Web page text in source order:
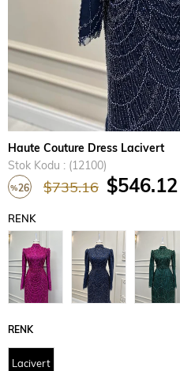
Haute Couture Dress Lacivert
Stok Kodu
(12100)
%26 $735.16 $546.12
RENK
RENK
Lacivert